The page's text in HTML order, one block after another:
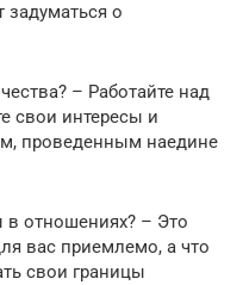
о
– Работайте над
свои интересы и
проведенным наедине
в отношениях? – Это
вас приемлемо, а что
свои границы